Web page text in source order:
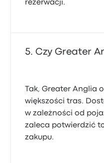
rezerwacji.
Czy Greater
Tak, Greater Anglia
większości tras.
w zależności od
zaleca potwierdzić
zakupu.